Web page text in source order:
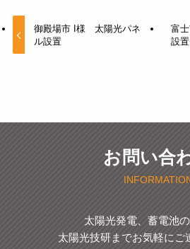
御殿場市 I様 太陽光パネ
ル設置
富
設置
お問い合
太陽光発電、蓄電池
太陽光技研までお気軽にご